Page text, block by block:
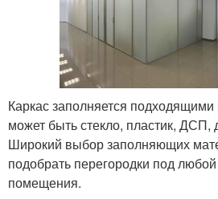
Каркас заполняется
может быть стекло, пластик, ДСП,
Широкий выбор заполняющих
подобрать перегородки под
помещения.